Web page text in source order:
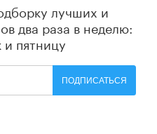
лучших и
два раза в неделю:
и пятницу
ПОДПИСАТЬСЯ